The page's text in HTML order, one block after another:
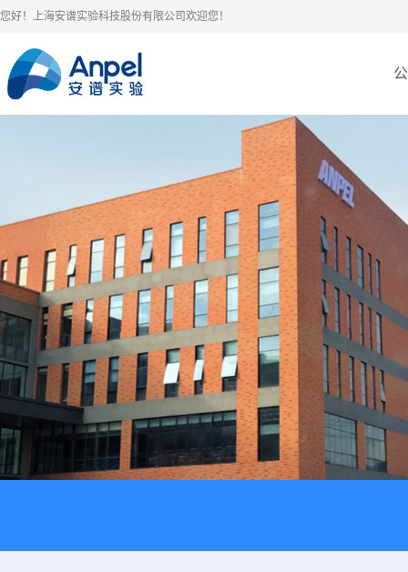
您好！上海安谱实验科技股份有限公司欢迎您！